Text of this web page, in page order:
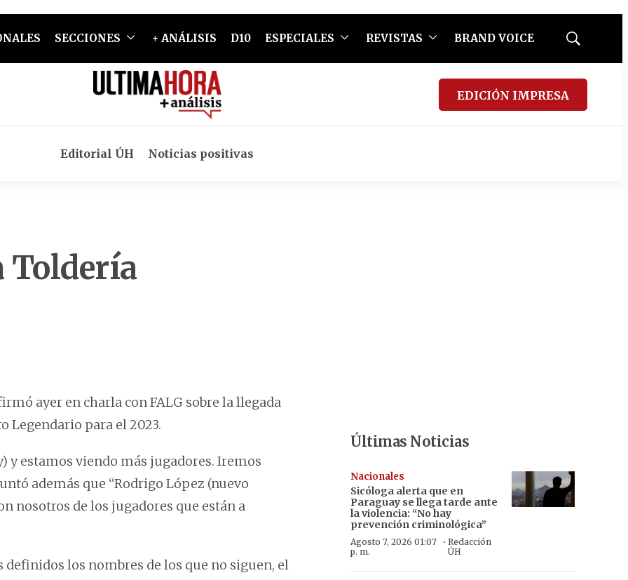
SECCIONES + ANÁLISIS D10 ESPECIALES REVISTAS BRAND VOICE
Mostrar
EDICIÓN IMPRESA
Editorial ÚH Noticias positivas
Toldería
ayer en charla con FALG sobre la llegada
Legendario para el 2023.
y estamos viendo más jugadores. Iremos
además que “Rodrigo López (nuevo
nosotros de los jugadores que están a
los nombres de los que no siguen, el
Últimas Noticias
Nacionales
Sicóloga alerta que en
Paraguay se llega tarde ante
la violencia: “No hay
prevención criminológica”
Agosto 7, 2026 01:07
p. m.
·Redacción
ÚH